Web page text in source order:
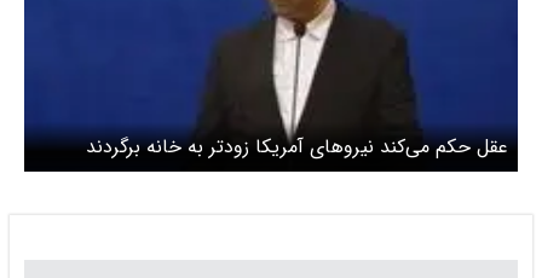
عقل حکم می‌کند نیروهای آمریکا زودتر به خانه‌ برگردند